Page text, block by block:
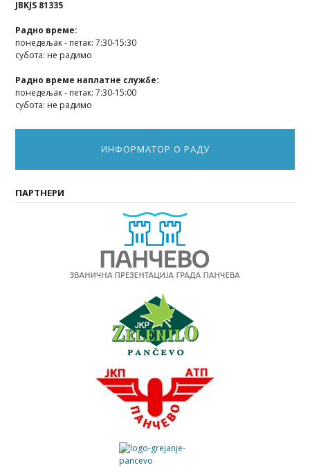
JBKJS 81335
Радно време:
понедељак - петак: 7:30-15:30
субота: не радимо
Радно време наплатне службе:
понедељак - петак: 7:30-15:00
субота: не радимо
ИНФОРМАТОР О РАДУ
ПАРТНЕРИ